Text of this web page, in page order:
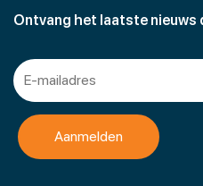
Ontvang het laatste nieuws